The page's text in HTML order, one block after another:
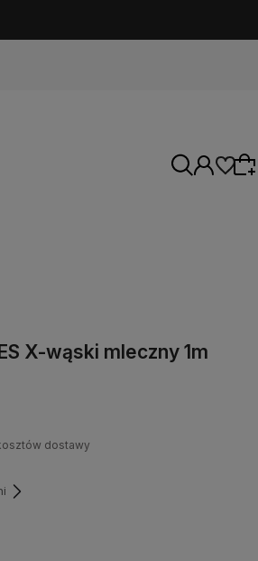
do listy z poprzedniej sesji.
X-wąski mleczny 1m
dostawy